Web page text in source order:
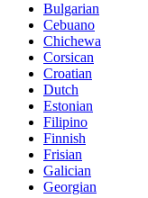
Bulgarian
Cebuano
Chichewa
Corsican
Croatian
Dutch
Estonian
Filipino
Finnish
Frisian
Galician
Georgian